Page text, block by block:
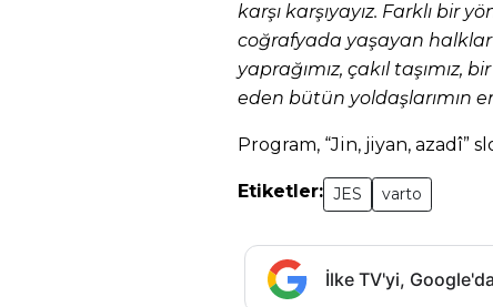
karşı karşıyayız. Farklı bir
coğrafyada yaşayan
yaprağımız, çakıl taşımız,
eden bütün yoldaşlarımın
Program, “Jin, jiyan, azadî”
Etiketler: JES varto
İlke TV'yi,